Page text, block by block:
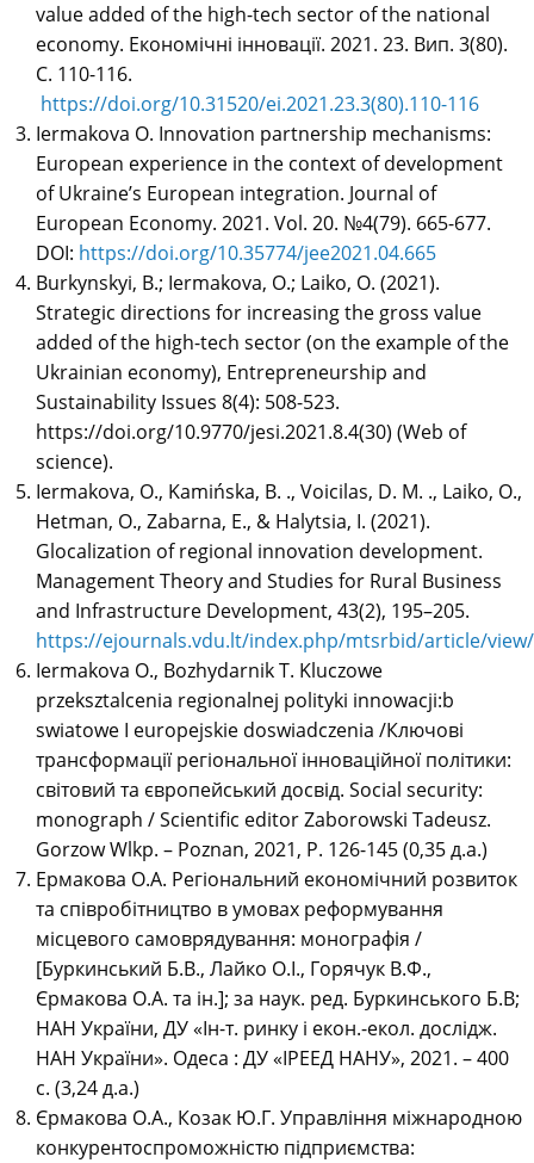
value added of the high-tech sector of the national
economy. Економічні інновації. 2021. 23. Вип. 3(80).
С. 110-116.
https://doi.org/10.31520/ei.2021.23.3(80).110-116
Iermakova O. Innovation partnership mechanisms:
European experience in the context of development
of Ukraine’s European integration. Journal of
European Economy. 2021. Vol. 20. №4(79). 665-677.
DOI: https://doi.org/10.35774/jee2021.04.665
Burkynskyi, B.; Iermakova, O.; Laiko, O. (2021).
Strategic directions for increasing the gross value
added of the high-tech sector (on the example of the
Ukrainian economy), Entrepreneurship and
Sustainability Issues 8(4): 508-523.
https://doi.org/10.9770/jesi.2021.8.4(30) (Web of
science).
Iermakova, O., Kamińska, B. ., Voicilas, D. M. ., Laiko, O.,
Hetman, O., Zabarna, E., & Halytsia, I. (2021).
Glocalization of regional innovation development.
Management Theory and Studies for Rural Business
and Infrastructure Development, 43(2), 195–205.
https://ejournals.vdu.lt/index.php/mtsrbid/article/
Iermakova O., Bozhydarnik T. Kluczowe
przeksztalcenia regionalnej polityki innowacji:b
swiatowe I europejskie doswiadczenia /Ключові
трансформації регіональної інноваційної політики:
світовий та європейський досвід. Social security:
monograph / Scientific editor Zaborowski Tadeusz.
Gorzow Wlkp. – Poznan, 2021, P. 126-145 (0,35 д.а.)
Ермакова О.А. Регіональний економічний розвиток
та співробітництво в умовах реформування
місцевого самоврядування: монографія /
[Буркинський Б.В., Лайко О.І., Горячук В.Ф.,
Єрмакова О.А. та ін.]; за наук. ред. Буркинського Б.В;
НАН України, ДУ «Ін-т. ринку і екон.-екол. дослідж.
НАН України». Одеса : ДУ «ІРЕЕД НАНУ», 2021. – 400
с. (3,24 д.а.)
Єрмакова О.А., Козак Ю.Г. Управління міжнародною
конкурентоспроможністю підприємства: